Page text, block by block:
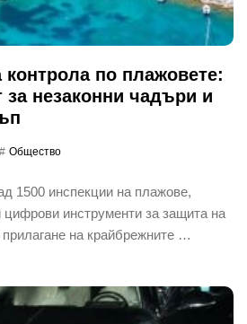
по плажовете:
незаконни чадъри и
Общество
1500 инспекции на плажове,
цифрови инструменти за защита на
на крайбрежните …